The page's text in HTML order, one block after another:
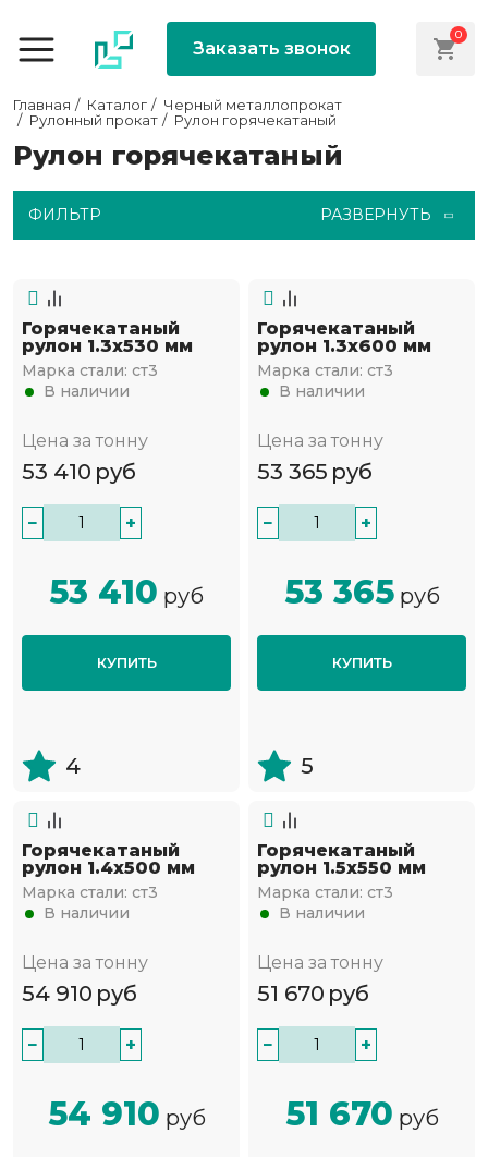
Заказать звонок
0
Главная Каталог
Черный металлопрокат
Рулонный прокат
Рулон горячекатаный
Рулон горячекатаный
ФИЛЬТР РАЗВЕРНУТЬ
Горячекатаный
рулон 1.3х530 мм
Марка стали: ст3
В наличии
Цена за тонну
53 410 руб
− +
53 410 руб
КУПИТЬ
4
Горячекатаный
рулон 1.3х600 мм
Марка стали: ст3
В наличии
Цена за тонну
53 365 руб
− +
53 365руб
КУПИТЬ
5
Горячекатаный
рулон 1.4х500 мм
Марка стали: ст3
В наличии
Цена за тонну
54 910 руб
− +
54 910 руб
Горячекатаный
рулон 1.5х550 мм
Марка стали: ст3
В наличии
Цена за тонну
51 670 руб
− +
51 670 руб